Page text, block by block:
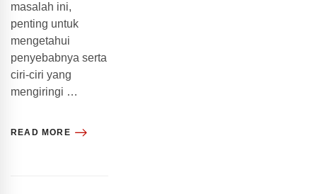
masalah ini,
penting untuk
mengetahui
penyebabnya serta
ciri-ciri yang
mengiringi …
READ MORE